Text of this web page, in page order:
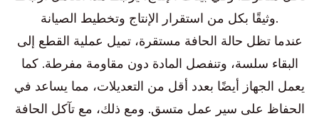
وثيقًا بكل من استقرار الإنتاج وتخطيط الصيانة.
عندما تظل حالة الحافة مستقرة، تميل عملية القطع إلى
البقاء سلسة، وتنفصل المادة دون مقاومة مفرطة. كما
يعمل الجهاز أيضًا بعدد أقل من التعديلات، مما يساعد في
الحفاظ على سير عمل متسق. ومع ذلك، مع تآكل الحافة